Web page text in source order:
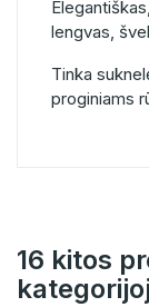
lengvas,
Tinka
proginiams
16 kitos